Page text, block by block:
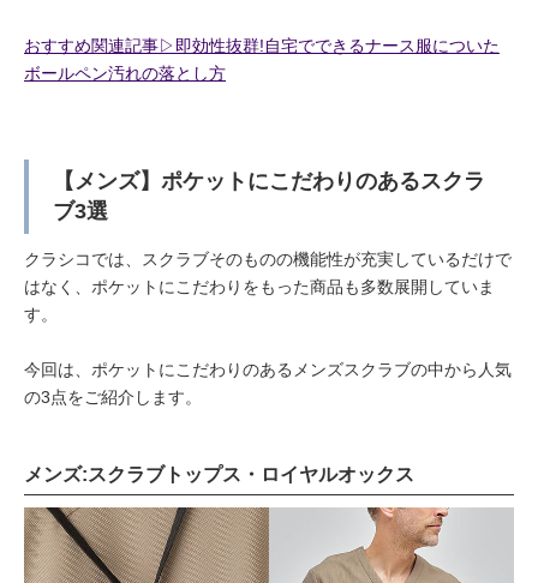
おすすめ関連記事▷即効性抜群!自宅でできるナース服についた
ボールペン汚れの落とし方
【メンズ】ポケットにこだわりのあるスクラ
ブ3選
クラシコでは、スクラブそのものの機能性が充実しているだけで
はなく、ポケットにこだわりをもった商品も多数展開していま
す。
今回は、ポケットにこだわりのあるメンズスクラブの中から人気
の3点をご紹介します。
メンズ:スクラブトップス・ロイヤルオックス